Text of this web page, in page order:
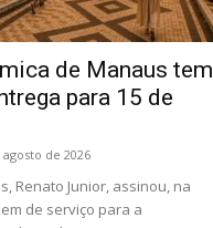
de Manaus tem
para 15 de
de 2026
Renato Junior, assinou, na
de serviço para a